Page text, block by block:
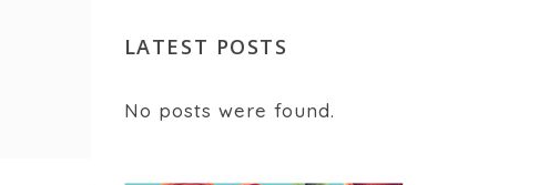
LATEST POSTS
No posts were found.